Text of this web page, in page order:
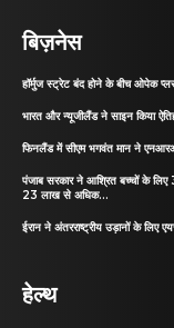
बिज़नेस
हॉर्मुज स्ट्रेट बंद होने के बीच ओपेक
भारत और न्यूजीलैंड ने साइन किया
फिनलैंड में सीएम भगवंत मान ने
पंजाब सरकार ने आश्रित बच्चों के लिए
23 लाख से अधिक...
ईरान ने अंतरराष्ट्रीय उड़ानों के
हेल्थ